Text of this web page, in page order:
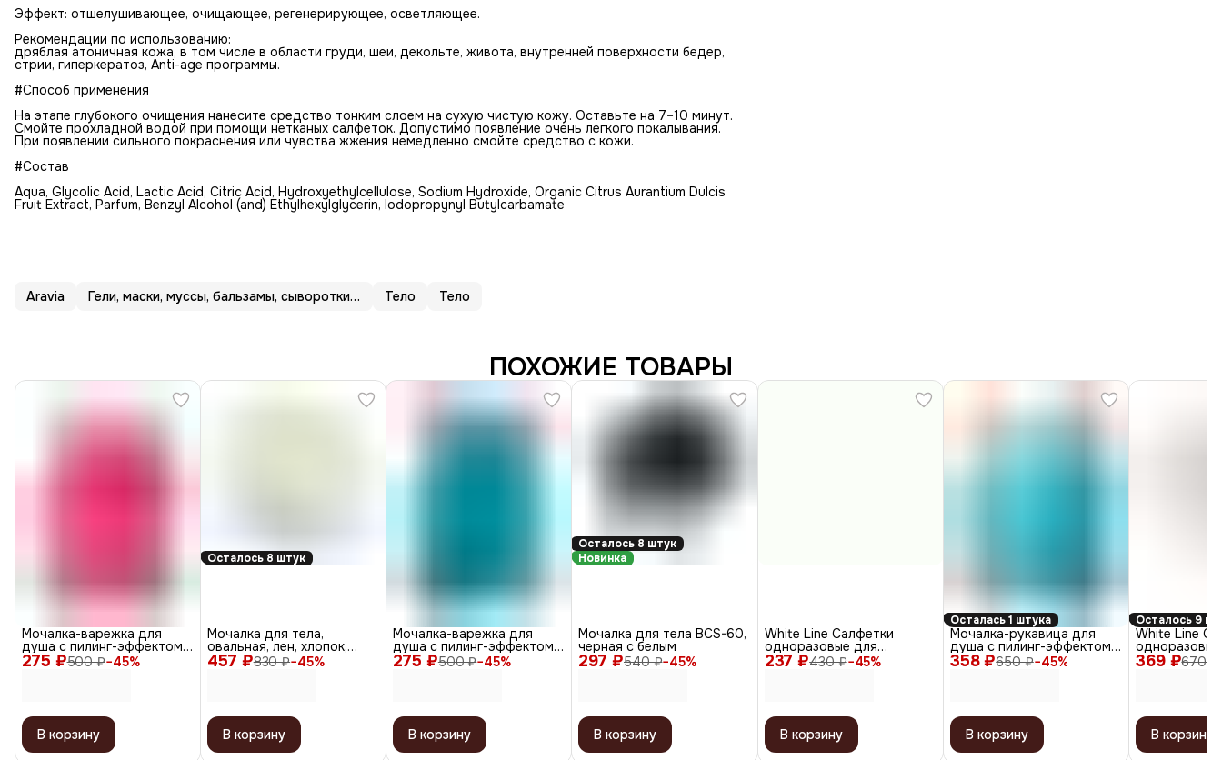
Эффект: отшелушивающее, очищающее, регенерирующее, осветляющее.
Рекомендации по использованию:
дряблая атоничная кожа, в том числе в области груди, шеи, декольте, живота, внутренней поверхности бедер,
стрии, гиперкератоз, Anti-age программы.
#Способ применения
На этапе глубокого очищения нанесите средство тонким слоем на сухую чистую кожу. Оставьте на 7–10 минут.
Cмойте прохладной водой при помощи нетканых салфеток. Допустимо появление очень легкого покалывания.
При появлении сильного покраснения или чувства жжения немедленно смойте средство с кожи.
#Состав
Aqua, Glycolic Acid, Lactic Acid, Citric Acid, Hydroxyethylcellulose, Sodium Hydroxide, Organic Citrus Aurantium Dulcis
Fruit Extract, Parfum, Benzyl Alcohol (and) Ethylhexylglycerin, Iodopropynyl Butylcarbamate
Aravia Гели, маски, муссы, бальзамы, сыворотки для тела Тело Тело
ПОХОЖИЕ ТОВАРЫ
275 ₽500 ₽−45%
Мочалка-варежка для
душа с пилинг-эффектом,
уплотненная, розовый
В корзину
Осталось 8 штук
457 ₽830 ₽−45%
Мочалка для тела,
овальная, лен, хлопок,
натуральный цвет
В корзину
275 ₽500 ₽−45%
Мочалка-варежка для
душа с пилинг-эффектом,
уплотненная, голубой
В корзину
Осталось 8 штук
Новинка
297 ₽540 ₽−45%
Мочалка для тела BCS-60,
черная с белым
В корзину
237 ₽430 ₽−45%
White Line Салфетки
одноразовые для
косметических процедур,
8 х 40 см, белый, 100 шт.
В корзину
Осталась 1 штука
358 ₽650 ₽−45%
Мочалка-рукавица для
душа с пилинг-эффектом,
уплотненная, голубой
В корзину
Осталось 9
369 ₽670 ₽
White Line
для
процедур,
В корзину